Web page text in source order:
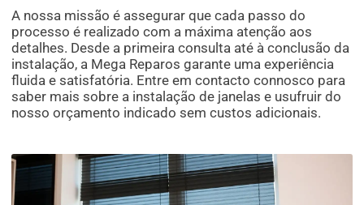
A nossa missão é assegurar que cada passo do
processo é realizado com a máxima atenção aos
detalhes. Desde a primeira consulta até à conclusão da
instalação, a Mega Reparos garante uma experiência
fluida e satisfatória. Entre em contacto connosco para
saber mais sobre a instalação de janelas e usufruir do
nosso orçamento indicado sem custos adicionais.